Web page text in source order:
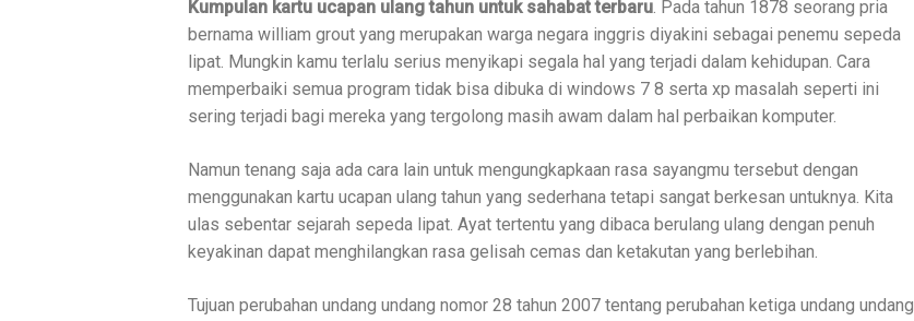
Kumpulan kartu ucapan ulang tahun untuk sahabat terbaru. Pada tahun 1878 seorang pria
bernama william grout yang merupakan warga negara inggris diyakini sebagai penemu sepeda
lipat. Mungkin kamu terlalu serius menyikapi segala hal yang terjadi dalam kehidupan. Cara
memperbaiki semua program tidak bisa dibuka di windows 7 8 serta xp masalah seperti ini
sering terjadi bagi mereka yang tergolong masih awam dalam hal perbaikan komputer.
Namun tenang saja ada cara lain untuk mengungkapkaan rasa sayangmu tersebut dengan
menggunakan kartu ucapan ulang tahun yang sederhana tetapi sangat berkesan untuknya. Kita
ulas sebentar sejarah sepeda lipat. Ayat tertentu yang dibaca berulang ulang dengan penuh
keyakinan dapat menghilangkan rasa gelisah cemas dan ketakutan yang berlebihan.
Tujuan perubahan undang undang nomor 28 tahun 2007 tentang perubahan ketiga undang undang